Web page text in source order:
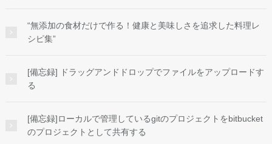
“無添加の食材だけで作る！健康と美味しさを追求した料理レ
シピ集”
[備忘録] ドラッグアンドドロップでファイルをアップロードす
る
[備忘録]ローカルで管理しているgitのプロジェクトをbitbucket
のプロジェクトとして共有する